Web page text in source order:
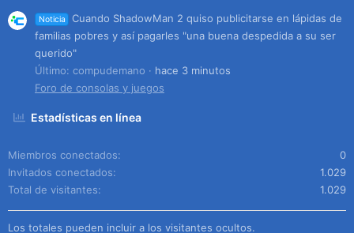
Noticia
Cuando ShadowMan 2 quiso publicitarse en lápidas de
familias pobres y así pagarles "una buena despedida a su ser
querido"
Último: compudemano
hace 3 minutos
Foro de consolas y juegos
Estadísticas en línea
Miembros conectados
0
Invitados conectados
1.029
Total de visitantes
1.029
Los totales pueden incluir a los visitantes ocultos.